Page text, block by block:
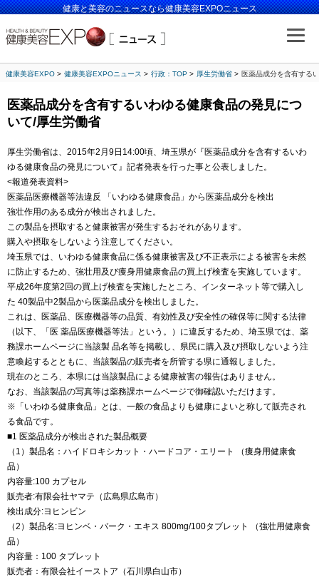
健康と美容のニュースなら健康美容EXPOニュース
健康美容EXPO 健康美容EXPOニュース 行政：TOP 厚生労働省 医薬品成分を含有する
医薬品成分を含有するいわゆる健康食品の発見につ
いて/厚生労働省
厚生労働省は、2015年2月9日14:00頃、埼玉県が『医薬品成分を含有するいわ
ゆる健康食品の発見について』記者発表を行った事と公表しました。
<報道発表資料>
医薬品医療機器等法違反 「いわゆる健康食品」から医薬品成分を検出
強壮作用のある成分が検出されました。
この製品を摂取すると健康被害が発生するおそれがあります。
購入や摂取をしないよう注意してください。
埼玉県では、いわゆる健康食品に係る健康被害及び不正表示による被害を未然
に防止するため、強壮用及び痩身用健康食品の買上げ検査を実施しています。
平成26年度第2回の買上げ検査を実施したところ、インターネット等で購入し
た 40製品中2製品から医薬品成分を検出しました。
これは、医薬品、医療機器等の品質、有効性及び安全性の確保等に関する法律
（以下、「医 薬品医療機器等法」という。）に違反するため、埼玉県では、薬
務課ホームページに当該製 品名等を掲載し、県民に購入及び摂取しないよう注
意喚起するとともに、当該製品の販売者を所管する県に通報しました。
現在のところ、本県には当該製品による健康被害の報告はありません。
なお、当該製品の写真等は薬務課ホームページで御確認いただけます。
※「いわゆる健康食品」とは、一般の食品よりも健康によいと称して販売され
る食品です。
■1 医薬品成分が検出された製品概要
（1）製品名：ハイドロキシカット・ハードコア・エリート （痩身用健康食
品）
内容量:100 カプセル
販売者:有限会社ヤマテ（広島県広島市）
検出成分:ヨヒンビン
（2）製品名:ヨヒンベ・バーク・エキス 800mg/100タブレット （強壮用健康食
品）
内容量：100 タブレット
販売者：有限会社イーストア（石川県白山市）